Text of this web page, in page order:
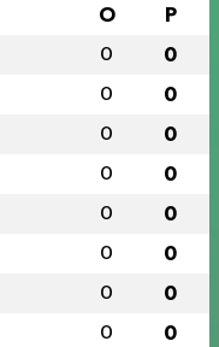
O P
0 0
0 0
0 0
0 0
0 0
0 0
0 0
0 0